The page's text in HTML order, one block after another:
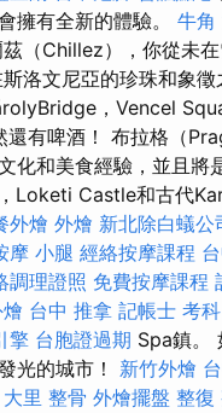
擁有全新的體驗。 牛角
（Chillez），你從未
洛文尼亞的珍珠和象徵
，Vencel
有啤酒！ 布拉格（
化和美食經驗，並且將
Loketi Castle和古代
外燴 外燴 新北除白蟻公
摩 小腿 經絡按摩課程
調理證照 免費按摩課程
台中 推拿 記帳士 考科
擎 台胞證過期 Spa鎮。
光的城市！ 新竹外燴
大里 整骨 外燴擺盤 整復